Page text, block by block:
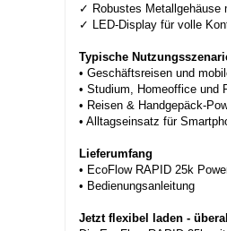
✓ Robustes Metallgehäuse
✓ LED-Display für volle
Typische
• Geschäftsreisen und
• Studium, Homeoffice und
• Reisen & Handgepäck-
• Alltagseinsatz für
Lieferumfang
• EcoFlow RAPID 25k
• Bedienungsanleitung
Jetzt flexibel laden -